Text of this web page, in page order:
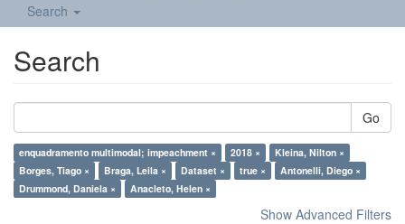
Search
Search
Go
enquadramento multimodal; impeachment × 2018 ×
Kleina, Nilton ×
Borges, Tiago ×
Braga, Leila × Dataset × true ×
Antonelli, Diego ×
Drummond, Daniela ×
Anacleto, Helen ×
Show Advanced Filters